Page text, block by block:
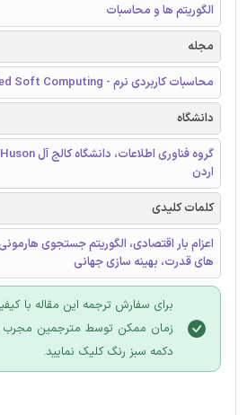
الگوریتم ها و محاسبات
مجله
محاسبات کاربردی نرم - Applied Soft Computing
دانشگاه
اردن
کلمات کلیدی
اعزام بار اقتصادی، الگوریتم جستجوی
های قدرت، بهینه سازی جهانی
برای سفارش ترجمه این مقاله با
زمان ممکن توسط مترجمین مجرب
دکمه سبز رنگ کلیک نمایید.